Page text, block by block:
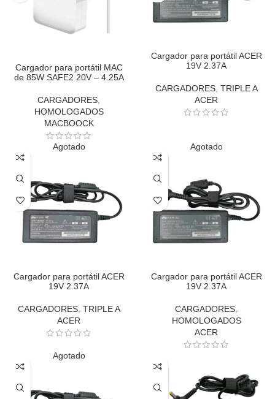
Cargador para portátil MAC
de 85W SAFE2 20V – 4.25A
CARGADORES
HOMOLOGADOS
MACBOOCK
Cargador para portátil ACER
19V 2.37A
CARGADORES, TRIPLE A
ACER
Agotado
Cargador para portátil ACER
19V 2.37A
CARGADORES, TRIPLE A
ACER
Agotado
Cargador para portátil ACER
19V 2.37A
CARGADORES
HOMOLOGADOS
ACER
Agotado